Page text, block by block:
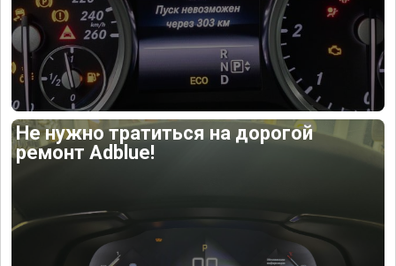
Не нужно тратиться на дорогой
ремонт Adblue!